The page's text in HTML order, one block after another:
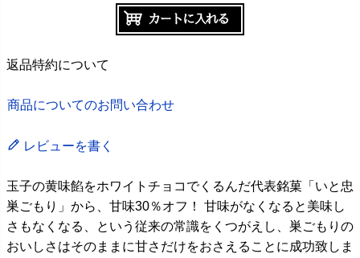
返品特約について
商品についてのお問い合わせ
レビューを書く
玉子の黄味餡をホワイトチョコでくるんだ代表銘菓「いと忠
巣ごもり」から、甘味30％オフ！ 甘味がなくなると美味し
さもなくなる、という従来の常識をくつがえし、巣ごもりの
おいしさはそのままに甘さだけをおさえることに成功致しま